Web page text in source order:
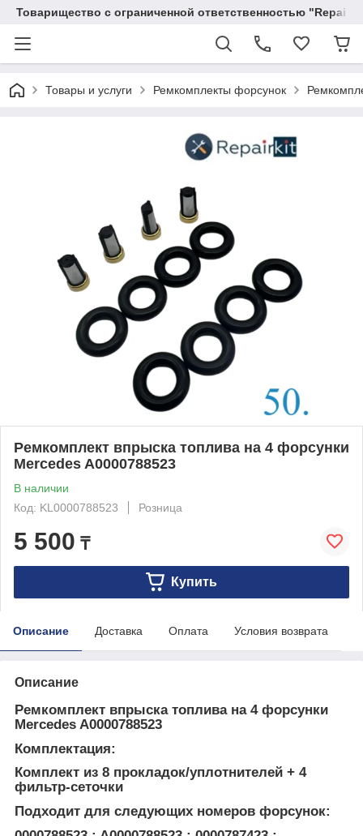
Товарищество с ограниченной ответственностью
Товары и услуги Ремкомплекты форсунок
Ремкомплект впрыска топлива на 4 форсунки
Mercedes A0000788523
В наличии
Код: KL0000788523
Розница
5 500 ₸
Купить
Описание Доставка Оплата Условия возврата
Описание
Ремкомплект впрыска топлива на 4 форсунки
Mercedes A0000788523
Комплектация:
Комплект из 8 прокладок/уплотнителей + 4
фильтр-сеточки
Подходит для следующих номеров форсунок: